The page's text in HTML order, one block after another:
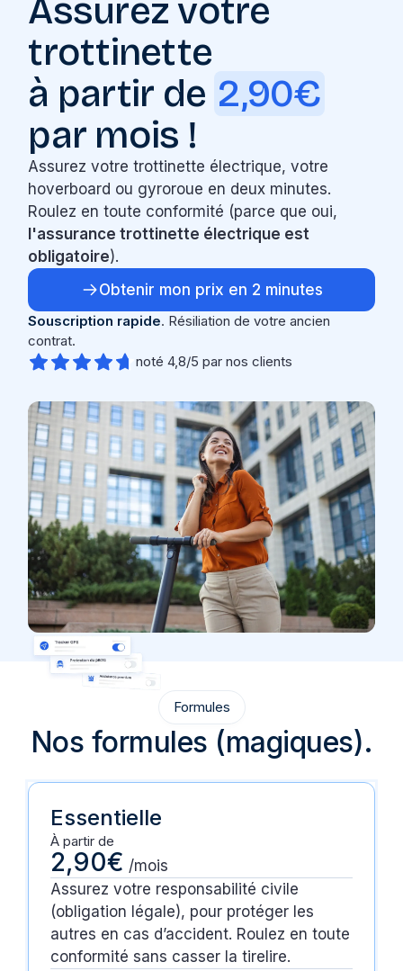
Assurez votre
trottinette
à partir de 2,90€
par mois !
Assurez votre trottinette électrique, votre
hoverboard ou gyroroue en deux minutes.
Roulez en toute conformité (parce que oui,
l'assurance trottinette électrique est
obligatoire).
Obtenir mon prix en 2 minutes
Souscription rapide. Résiliation de votre ancien
contrat.
noté 4,8/5 par nos clients
Formules
Nos formules (magiques).
Essentielle
À partir de
2,90€ /mois
Assurez votre responsabilité civile
(obligation légale), pour protéger les
autres en cas d’accident. Roulez en toute
conformité sans casser la tirelire.